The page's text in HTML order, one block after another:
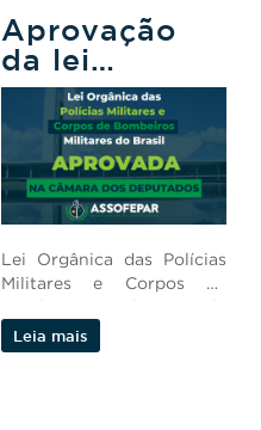
Aprovação
da lei
orgânica das
Polícias
Militares e
Corpos de
Bombeiros
Lei Orgânica das Polícias
Militares e Corpos de
Bombeiros Militares do
Brasil.
Leia mais